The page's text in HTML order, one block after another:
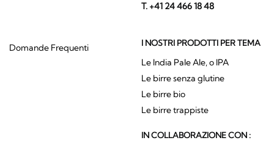
T. +41 24 466 18 48
Domande Frequenti I NOSTRI PRODOTTI PER TEMA
Le India Pale Ale, o IPA
Le birre senza glutine
Le birre bio
Le birre trappiste
IN COLLABORAZIONE CON :